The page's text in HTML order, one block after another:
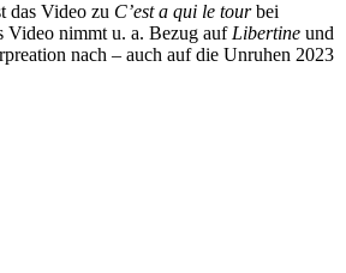
das Video zu C’est a qui le tourbei
Video nimmt u. a. Bezug auf Libertine und
nach – auch auf die Unruhen 2023